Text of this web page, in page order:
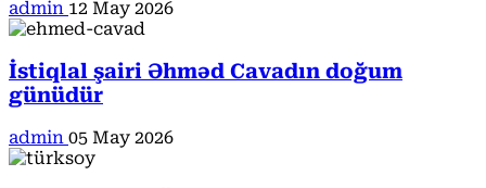
admin 12 May 2026
İstiqlal şairi Əhməd Cavadın doğum
günüdür
admin 05 May 2026